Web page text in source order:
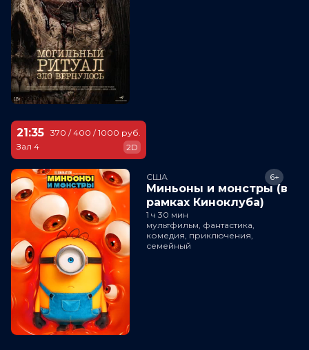
21:35
Зал 4
370 / 400 / 1000 руб.
2D
США
Миньоны и монстры (в
рамках Киноклуба)
6+
1 ч 30 мин
мультфильм, фантастика,
комедия, приключения,
семейный